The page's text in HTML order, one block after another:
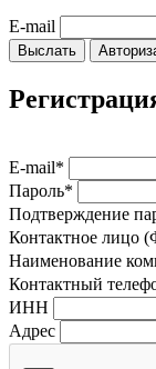
E-mail
Выслать
E-mail*
Пароль*
Подтверждение
Контактное лицо
Наименование
Контактный
ИНН
Адрес